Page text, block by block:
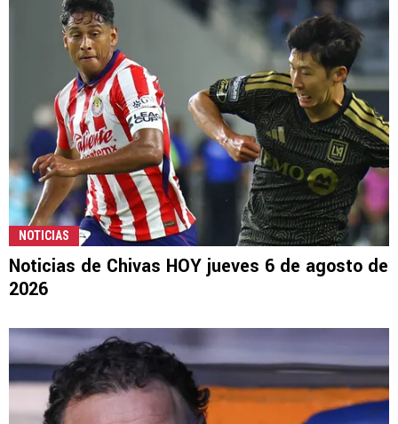
NOTICIAS
Noticias de Chivas HOY jueves 6 de agosto de
2026